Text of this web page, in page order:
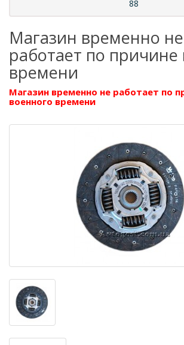
88
Магазин временно не
работает по причине
времени
Магазин временно не работает по
военного времени